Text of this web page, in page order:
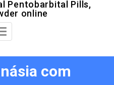
Pentobarbital Pills,
online
Toggle
com